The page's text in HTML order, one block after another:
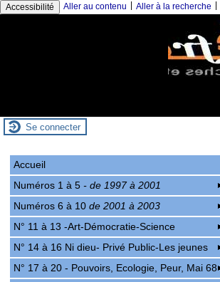
Accessibilité Aller au contenu Aller à la recherche
Se connecter
Accueil
Numéros 1 à 5- de 1997 à 2001
Numéros 6 à 10de 2001 à 2003
N° 11 à 13 -Art-Démocratie-Science
N° 14 à 16 Ni dieu- Privé Public-Les jeunes
N° 17 à 20 - Pouvoirs, Ecologie, Peur, Mai 68